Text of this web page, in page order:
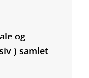
og
) samlet